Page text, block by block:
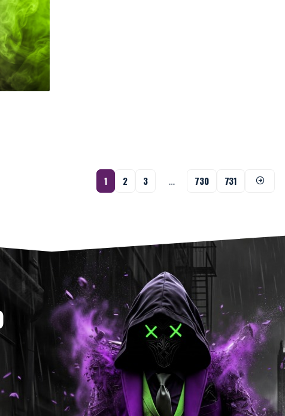
1 2 3 … 730 731